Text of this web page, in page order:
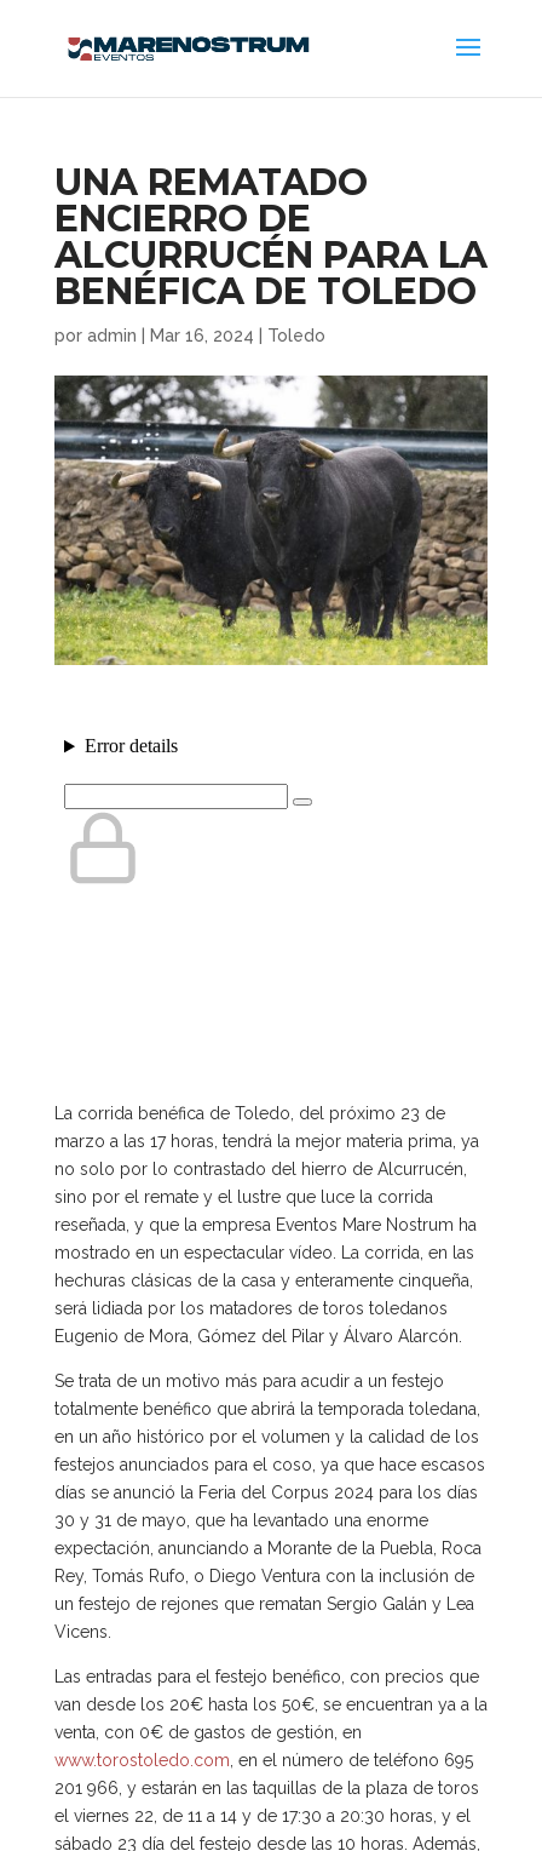
UNA REMATADO
ENCIERRO DE
ALCURRUCÉN PARA LA
BENÉFICA DE TOLEDO
por admin Mar 16, 2024 Toledo
La corrida benéfica de Toledo, del próximo 23 de
marzo a las 17 horas, tendrá la mejor materia prima, ya
no solo por lo contrastado del hierro de Alcurrucén,
sino por el remate y el lustre que luce la corrida
reseñada, y que la empresa Eventos Mare Nostrum ha
mostrado en un espectacular vídeo. La corrida, en las
hechuras clásicas de la casa y enteramente cinqueña,
será lidiada por los matadores de toros toledanos
Eugenio de Mora, Gómez del Pilar y Álvaro Alarcón.
Se trata de un motivo más para acudir a un festejo
totalmente benéfico que abrirá la temporada toledana,
en un año histórico por el volumen y la calidad de los
festejos anunciados para el coso, ya que hace escasos
días se anunció la Feria del Corpus 2024 para los días
30 y 31 de mayo, que ha levantado una enorme
expectación, anunciando a Morante de la Puebla, Roca
Rey, Tomás Rufo, o Diego Ventura con la inclusión de
un festejo de rejones que rematan Sergio Galán y Lea
Vicens.
Las entradas para el festejo benéfico, con precios que
van desde los 20€ hasta los 50€, se encuentran ya a la
venta, con 0€ de gastos de gestión, en
www.torostoledo.com , en el número de teléfono 695
201 966, y estarán en las taquillas de la plaza de toros
el viernes 22, de 11 a 14 y de 17:30 a 20:30 horas, y el
sábado 23 día del festejo desde las 10 horas. Además,